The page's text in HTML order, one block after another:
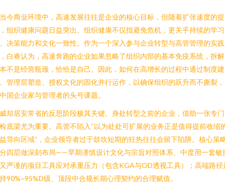
今商业环境中，高速发展往往是企业的核心目标，但随着扩张速度的提
组织健康问题日益突出。组织健康不仅指避免危机，更关乎持续的学
决策能力和文化一致性。作为一个深入参与企业转型与高管管理的实践
白睿认为，高速奔跑的企业如果忽略了组织内部的基本免疫系统，拆
不是经营瓶颈，恰恰是自己。因此，如何在高增长的过程中通过制度建
管理层塑造、授权文化的固化并行运作，以确保组织的跃升而不撕裂
国企业家与管理者的头号课题。
却居安常省的反思阶段极其关键。身处转型之前的企业，借助一张专
底梁尤为重要。高管不陷入“以为处处可扩展的业务正是值得提前收缩
导向区域”，企业领导者过于鼓吹短期的狂热往往会留下陷阱。核心策
四层做深刻布局——早期谨慎设计文化与宗旨对照体系、中度用一套敏
严谨的项目工具应对承重压力（包含KGA与OD透视工具）；高端路径
90%~95%D级、顶段中合规长期心理契约的合理赋值。